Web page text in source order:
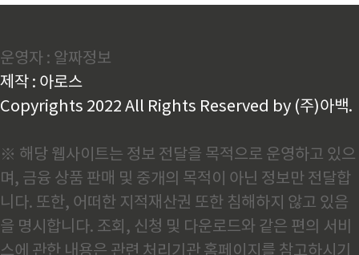
운영자 : 알짜정보
제작 : 아로스
Copyrights 2022 All Rights Reserved by (주)아백.
※ 해당 웹사이트는 정보 전달을 목적으로 운영하고 있으
며, 금융 상품 판매 및 중개의 목적이 아닌 정보만 전달합
니다. 또한, 어떠한 지적재산권 또한 침해하지 않고 있음
을 명시합니다. 조회, 신청 및 다운로드와 같은 편의 서비